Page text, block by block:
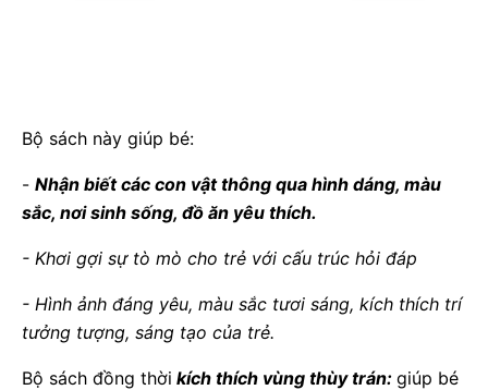
Bộ sách này giúp bé:
- Nhận biết các con vật thông qua hình dáng, màu
sắc, nơi sinh sống, đồ ăn yêu thích.
- Khơi gợi sự tò mò cho trẻ với cấu trúc hỏi đáp
- Hình ảnh đáng yêu, màu sắc tươi sáng, kích thích trí
tưởng tượng, sáng tạo của trẻ.
Bộ sách đồng thời kích thích vùng thùy trán: giúp bé